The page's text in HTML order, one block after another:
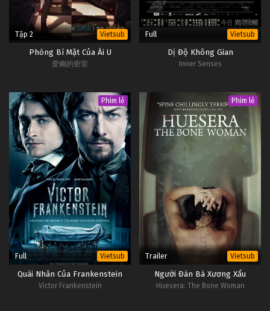
Tập 2 Vietsub
Phòng Bí Mật Của Ái U
爱幽的密室
Full Vietsub
Dị Độ Không Gian
Inner Senses
Phim lẻ
Full Vietsub
Quái Nhân Của Frankenstein
Victor Frankenstein
Phim lẻ
Trailer Vietsub
Người Đàn Bà Xương Xẩu
Huesera: The Bone Woman